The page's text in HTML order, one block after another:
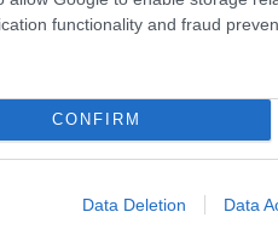
functionality and fraud
CONFIRM
Data Deletion Data